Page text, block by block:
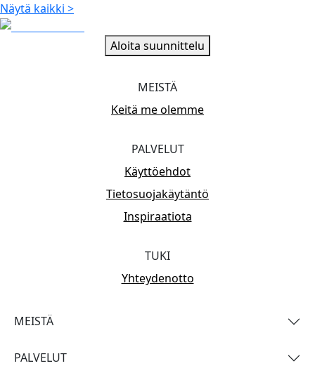
Näytä kaikki >
Aloita suunnittelu
MEISTÄ
Keitä me olemme
PALVELUT
Käyttöehdot
Tietosuojakäytäntö
Inspiraatiota
TUKI
Yhteydenotto
MEISTÄ
PALVELUT